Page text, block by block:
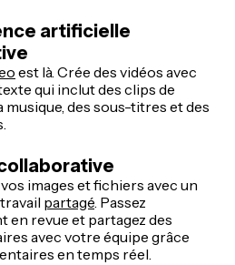
artificielle
est là. Crée des vidéos avec
qui inclut des clips de
musique, des sous-titres et des
images et fichiers avec un
partagé. Passez
en revue et partagez des
avec votre équipe grâce
en temps réel.